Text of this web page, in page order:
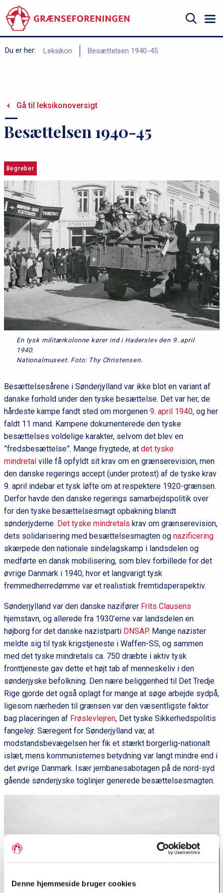
Denne hjemmeside bruger cookies
til
hovedindhold
Søg
Du er her:
k
r
u
m
Leksikon Besættelsen 1940-45
Gå til leksikonoversigt
Besættelsen 1940-45
Begreber
En tysk militærkolonne kører ind i Haderslev den 9. april
1940.
Nationalmuseet. Foto: Thy Christensen.
Besættelsesårene i Sønderjylland var ikke blot en variant af
danske forhold under den tyske besættelse. Det var her, de
hårdeste kampe fandt sted om morgenen 9. april 1940, og her
faldt 11 mand. Kampene dokumenterede den tyske
besættelses voldelige karakter, selvom det blev en
”fredsbesættelse”. Mange frygtede, at det tyske
mindretal ville få opfyldt sit krav om en grænserevision, men
den danske regerings accept (under protest) af de tyske krav
9. april indebar et tysk løfte om at respektere 1920-grænsen.
Derfor havde den danske regerings samarbejdspolitik over
for den tyske besættelsesmagt opbakning blandt
sønderjyderne. Det tyske mindretals krav om grænserevision,
dets solidarisering med besættelsesmagten og nazificering
skærpede den nationale sindelagskamp i landsdelen og
medførte en dansk mobilisering, som blev forbillede for det
øvrige Danmark i 1940, hvor et langvarigt tysk
fremmedherredømme var et realistisk fremtidsperspektiv.
Sønderjylland var den danske nazifører Frits Clausens
hjemstavn, og allerede fra 1930’erne var landsdelen en
højborg for det danske nazistparti DNSAP. Mange nazister
meldte sig til tysk krigstjeneste i Waffen-SS, og sammen
med det tyske mindretals ca. 750 dræbte i aktiv tysk
fronttjeneste gav dette et højt tab af menneskeliv i den
sønderjyske befolkning. Den nære beliggenhed til Det Tredje
Rige gjorde det også oplagt for mange at søge arbejde sydpå,
ligesom nærheden til grænsen var den væsentligste faktor
bag placeringen af Frøslevlejren, Det tyske Sikkerhedspolitis
fangelejr. Særegent for Sønderjylland var, at
modstandsbevægelsen her fik et stærkt borgerlig-nationalt
islæt, mens kommunisternes betydning var langt mindre end i
det øvrige Danmark. Især jernbanesabotagen på de nord-syd
gående sønderjyske toglinjer generede besættelsesmagten.